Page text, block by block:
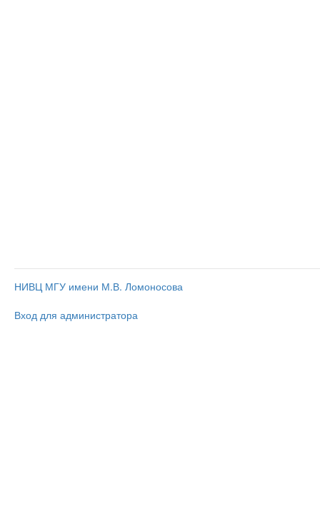
НИВЦ МГУ имени М.В. Ломоносова
Вход для администратора